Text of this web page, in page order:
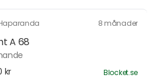
8 månader
A 68
kr
Blocket.se